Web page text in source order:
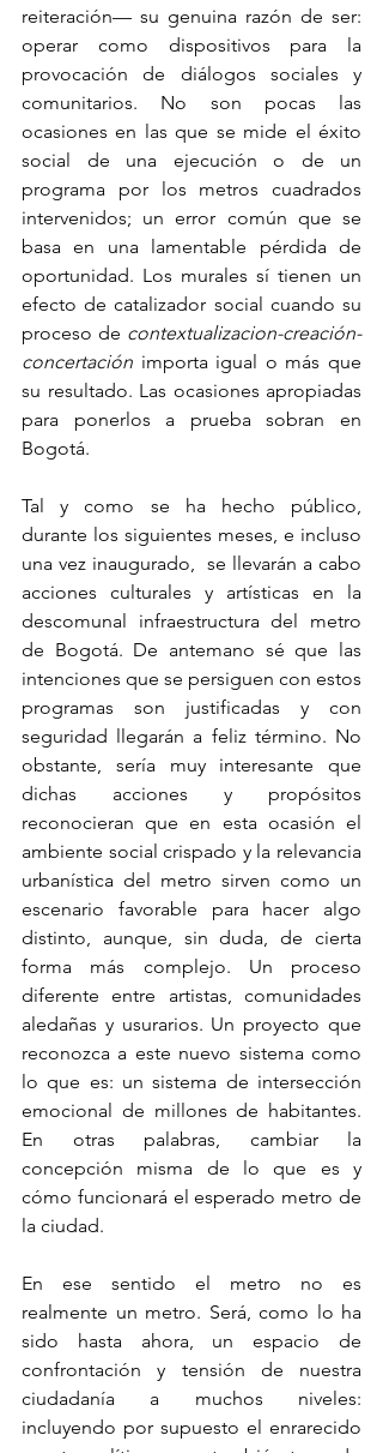
reiteración— su genuina razón de ser:
operar como dispositivos para la
provocación de diálogos sociales y
comunitarios. No son pocas las
ocasiones en las que se mide el éxito
social de una ejecución o de un
programa por los metros cuadrados
intervenidos; un error común que se
basa en una lamentable pérdida de
oportunidad. Los murales sí tienen un
efecto de catalizador social cuando su
proceso de contextualizacion-creación-
concertación importa igual o más que
su resultado. Las ocasiones apropiadas
para ponerlos a prueba sobran en
Bogotá.
Tal y como se ha hecho público,
durante los siguientes meses, e incluso
una vez inaugurado,  se llevarán a cabo
acciones culturales y artísticas en la
descomunal infraestructura del metro
de Bogotá. De antemano sé que las
intenciones que se persiguen con estos
programas son justificadas y con
seguridad llegarán a feliz término. No
obstante, sería muy interesante que
dichas acciones y propósitos
reconocieran que en esta ocasión el
ambiente social crispado y la relevancia
urbanística del metro sirven como un
escenario favorable para hacer algo
distinto, aunque, sin duda, de cierta
forma más complejo. Un proceso
diferente entre artistas, comunidades
aledañas y usurarios. Un proyecto que
reconozca a este nuevo sistema como
lo que es: un sistema de intersección
emocional de millones de habitantes.
En otras palabras, cambiar la
concepción misma de lo que es y
cómo funcionará el esperado metro de
la ciudad.
En ese sentido el metro no es
realmente un metro. Será, como lo ha
sido hasta ahora, un espacio de
confrontación y tensión de nuestra
ciudadanía a muchos niveles:
incluyendo por supuesto el enrarecido